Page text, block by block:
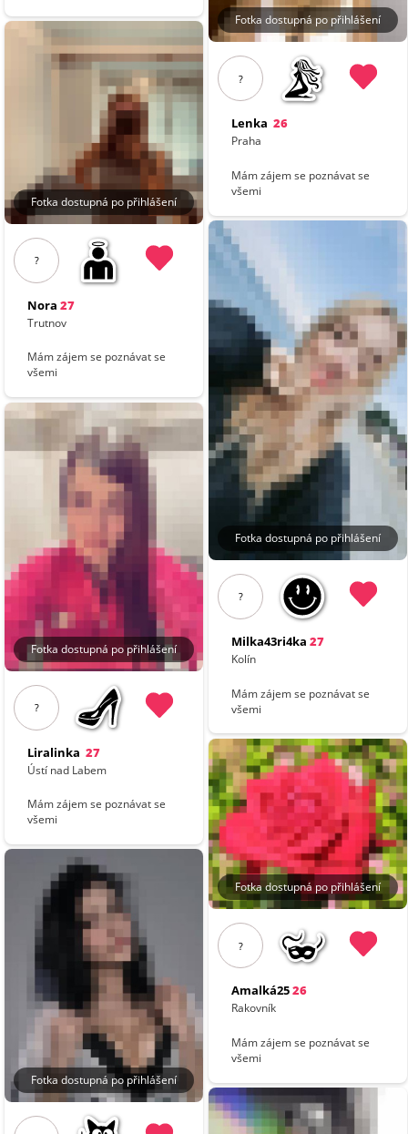
Fotka dostupná po přihlášení
?
Nora 27
Trutnov
Mám zájem se poznávat se
všemi
Fotka dostupná po přihlášení
?
Liralinka 27
Ústí nad Labem
Mám zájem se poznávat se
všemi
Fotka dostupná po přihlášení
Fotka dostupná po přihlášení
?
Lenka 26
Praha
Mám zájem se poznávat se
všemi
Fotka dostupná po přihlášení
?
Milka43ri4ka 27
Kolín
Mám zájem se poznávat se
všemi
Fotka dostupná po přihlášení
?
Amalká2526
Rakovník
Mám zájem se poznávat se
všemi